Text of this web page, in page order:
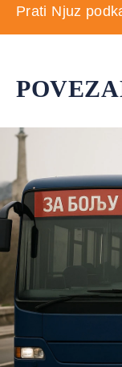
Prati Njuz